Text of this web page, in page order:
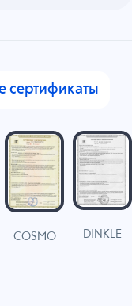
сертификаты
COSMO DINKLE